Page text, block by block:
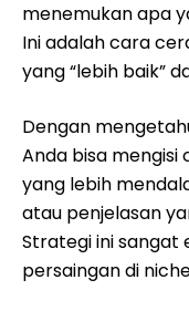
menemukan apa
Ini adalah cara
yang “lebih baik”
Dengan
Anda bisa
yang lebih
atau penjelasan
Strategi ini
persaingan di